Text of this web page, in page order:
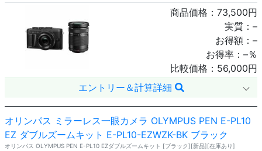
商品価格： 73,500円
実質： –
お得額： –
お得率： –％
比較価格： 56,000円
エントリー＆計算詳細
オリンパス ミラーレス一眼カメラ OLYMPUS PEN E-PL10
EZ ダブルズームキット E-PL10-EZWZK-BK ブラック
オリンパス OLYMPUS PEN E-PL10 EZダブルズームキット [ブラック][新品][在庫あり]